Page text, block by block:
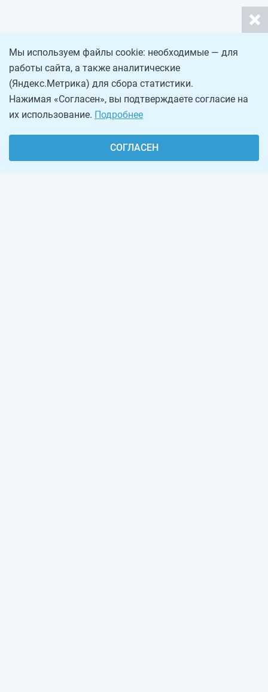
Мы используем файлы cookie: необходимые — для
работы сайта, а также аналитические
(Яндекс.Метрика) для сбора статистики.
Нажимая «Согласен», вы подтверждаете согласие на
их использование. Подробнее
СОГЛАСЕН